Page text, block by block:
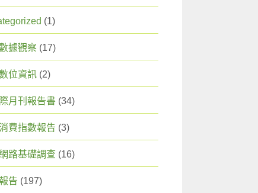
(1)
據觀察 (17)
位資訊 (2)
月刊報告書 (34)
費指數報告 (3)
路基礎調查 (16)
告 (197)